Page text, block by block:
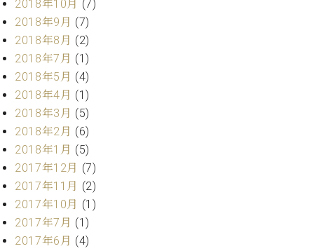
W.
ホ
フ
マ
ン
プ
ロ
フ
ェ
ッ
シ
ョ
ナ
ル
(PDF)
お
問
い
合
本
社
：
八
子
2018年10月
(7)
2018年9月 (7)
2018年8月 (2)
2018年7月 (1)
2018年5月 (4)
2018年4月 (1)
2018年3月 (5)
2018年2月 (6)
2018年1月 (5)
2017年12月 (7)
2017年11月 (2)
2017年10月 (1)
2017年7月 (1)
2017年6月 (4)